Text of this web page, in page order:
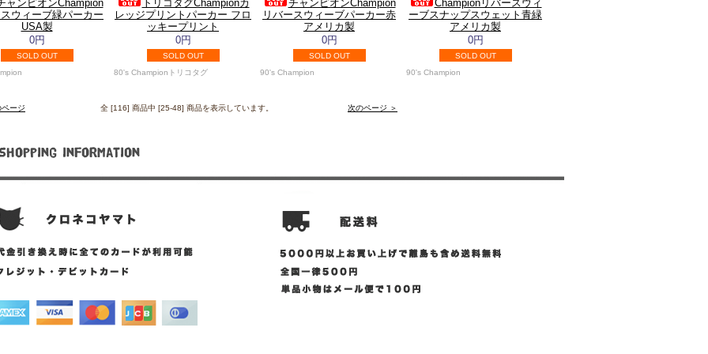
ャンピオンChampion
スウィーブ緑パーカー
USA製
0円
SOLD OUT
トリコタグChampionカ
レッジプリントパーカー フロ
ッキープリント
0円
SOLD OUT
80's Championトリコタグ
チャンピオンChampion
リバースウィーブパーカー赤
アメリカ製
0円
SOLD OUT
90's Champion
Championリバースウィ
ーブスナップスウェット青緑
アメリカ製
0円
SOLD OUT
90's Champion
ページ 全 [116] 商品中 [25-48] 商品を表示しています。 次のページ ＞